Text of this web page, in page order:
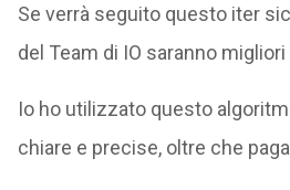
Se verrà seguito questo iter
del Team di IO saranno
Io ho utilizzato questo
chiare e precise, oltre che